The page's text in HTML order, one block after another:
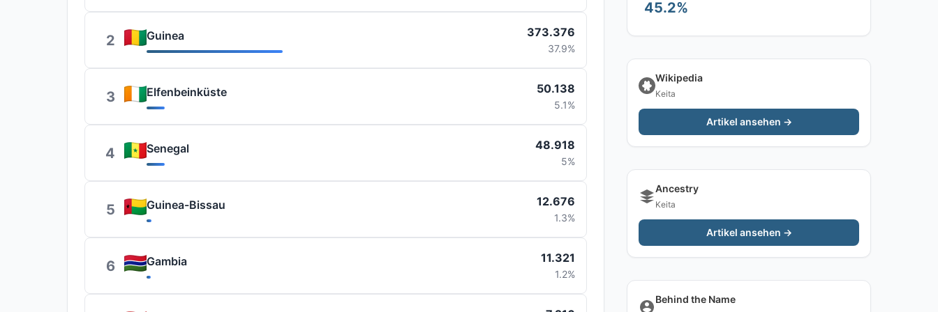
2 Guinea 373.376
37.9%
3 Elfenbeinküste 50.138
5.1%
4 Senegal 48.918
5%
5 Guinea-Bissau 12.676
1.3%
6 Gambia 11.321
1.2%
45.2%
Wikipedia
Keita
Artikel ansehen →
Ancestry
Keita
Artikel ansehen →
Behind the Name